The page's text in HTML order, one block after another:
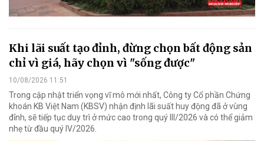
Khi lãi suất tạo đỉnh, đừng chọn bất động sản
chỉ vì giá, hãy chọn vì "sống được"
10/08/2026 11:51
Trong cập nhật triển vọng vĩ mô mới nhất, Công ty Cổ phần Chứng
khoán KB Việt Nam (KBSV) nhận định lãi suất huy động đã ở vùng
đỉnh, sẽ tiếp tục duy trì ở mức cao trong quý III/2026 và có thể giảm
nhẹ từ đầu quý IV/2026.